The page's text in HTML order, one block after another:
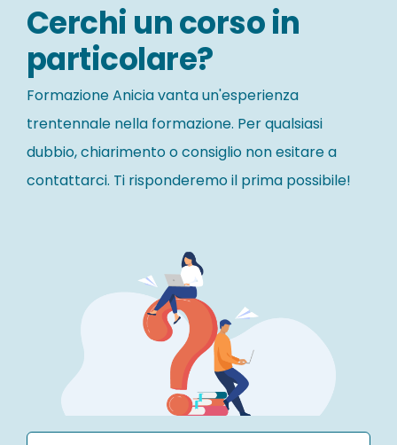
Cerchi un corso in
particolare?
Formazione Anicia vanta un'esperienza
trentennale nella formazione. Per qualsiasi
dubbio, chiarimento o consiglio non esitare a
contattarci. Ti risponderemo il prima possibile!